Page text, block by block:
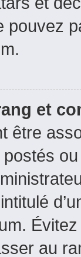
et
être
au